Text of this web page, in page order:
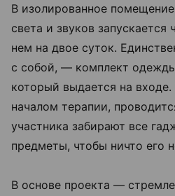
В изолированное помещение
света и звуков запускается
нем на двое суток.
с собой, — комплект
который выдается на
началом терапии,
участника забирают все
предметы, чтобы ничто его
В основе проекта —